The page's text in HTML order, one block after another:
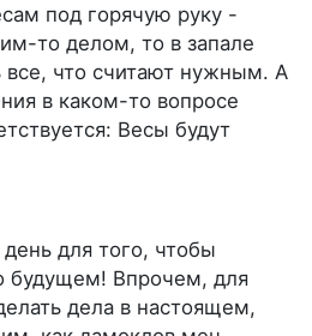
под горячую руку -
то делом, то в запале
все, что считают нужным. А
в каком-то вопросе
Весы будут
для того, чтобы
будущем! Впрочем, для
дела в настоящем,